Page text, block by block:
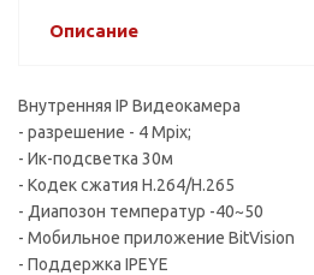
Описание
Внутренняя IP Видеокамера
- разрешение - 4 Mpix;
- Ик-подсветка 30м
- Кодек сжатия H.264/H.265
- Диапозон температур -40~50
- Мобильное приложение BitVision
- Поддержка IPEYE